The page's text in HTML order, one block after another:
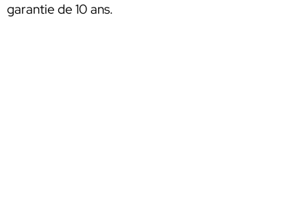
garantie de 10 ans.